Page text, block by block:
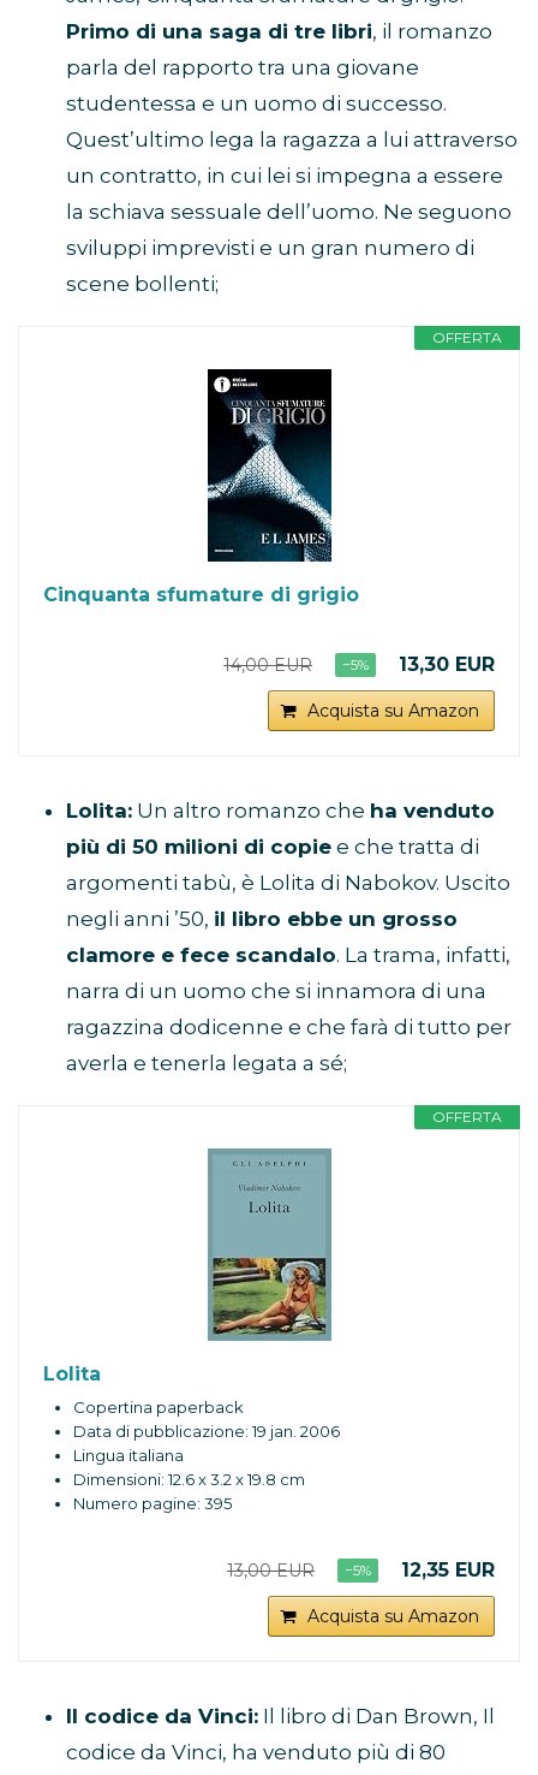
Primo di una saga di tre libri, il romanzo
parla del rapporto tra una giovane
studentessa e un uomo di successo.
Quest’ultimo lega la ragazza a lui attraverso
un contratto, in cui lei si impegna a essere
la schiava sessuale dell’uomo. Ne seguono
sviluppi imprevisti e un gran numero di
scene bollenti;
OFFERTA
Cinquanta sfumature di grigio
14,00 EUR −5% 13,30 EUR
Acquista su Amazon
Lolita: Un altro romanzo che ha venduto
più di 50 milioni di copie e che tratta di
argomenti tabù, è Lolita di Nabokov. Uscito
negli anni ’50, il libro ebbe un grosso
clamore e fece scandalo. La trama, infatti,
narra di un uomo che si innamora di una
ragazzina dodicenne e che farà di tutto per
averla e tenerla legata a sé;
OFFERTA
Lolita
Copertina paperback
Data di pubblicazione: 19 jan. 2006
Lingua italiana
Dimensioni: ‎12.6 x 3.2 x 19.8 cm
Numero pagine: 395
13,00 EUR −5% 12,35 EUR
Acquista su Amazon
Il codice da Vinci: Il libro di Dan Brown, Il
codice da Vinci, ha venduto più di 80